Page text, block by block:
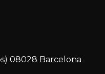
08028 Barcelona